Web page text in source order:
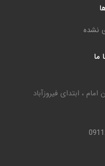
نشده
ما
امام ، ابتدای فیروزآباد